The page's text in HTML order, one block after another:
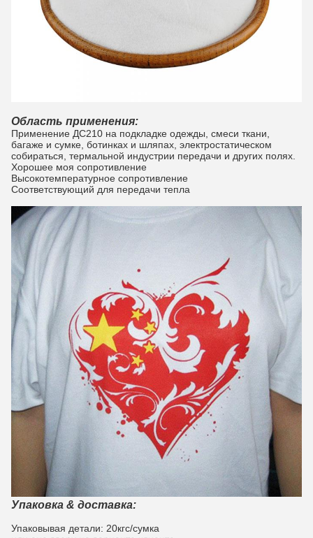
Область применения:
Применение ДС210 на подкладке одежды, смеси ткани,
багаже и сумке, ботинках и шляпах, электростатическом
собираться, термальной индустрии передачи и других полях.
Хорошее моя сопротивление
Высокотемпературное сопротивление
Соответствующий для передачи тепла
Упаковка & доставка:
Упаковывая детали: 20кгс/сумка